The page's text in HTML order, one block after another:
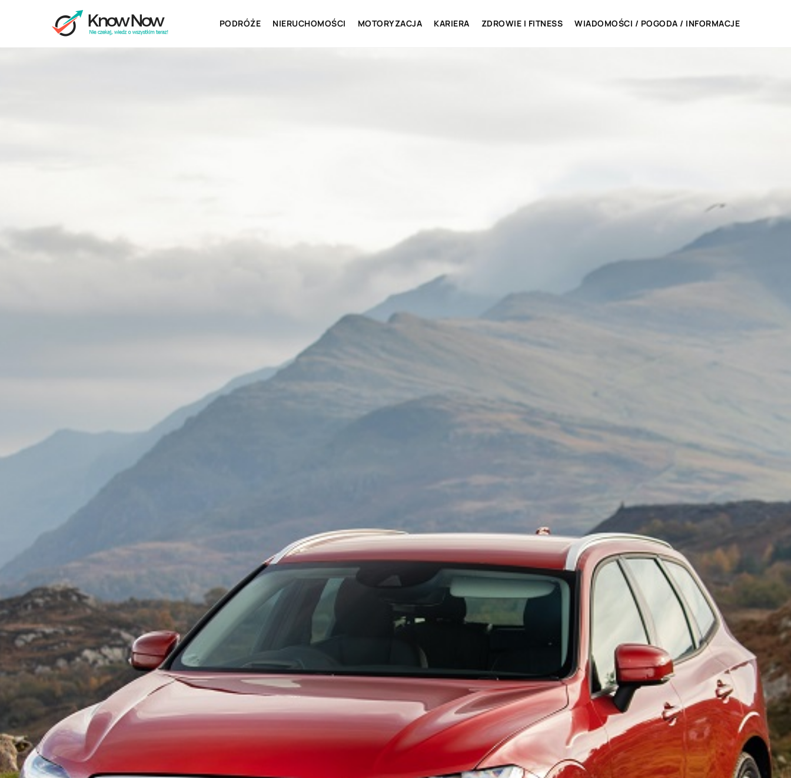
PODRÓŻE NIERUCHOMOŚCI MOTORYZACJA KARIERA ZDROWIE I FITNESS WIADOMOŚCI / POGODA / INFORMACJE